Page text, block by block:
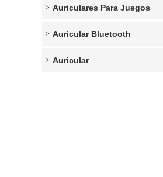
Auriculares Para Juegos
Auricular Bluetooth
Auricular